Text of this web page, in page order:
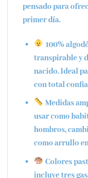
pensado para
primer día.
100%
transpirable y
nacido. Ideal
con total
Medidas
usar como
hombros,
como arrullo
Colores
incluye tres